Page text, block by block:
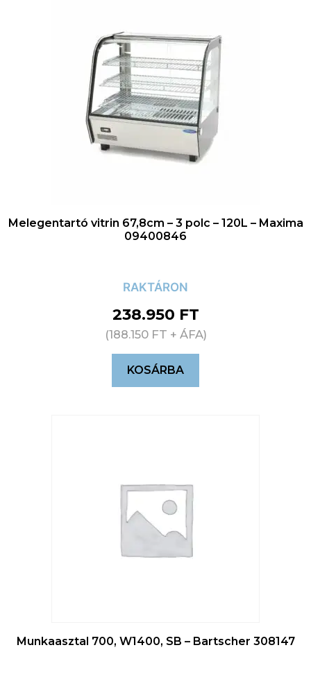
Melegentartó vitrin 67,8cm – 3 polc – 120L – Maxima
09400846
RAKTÁRON
238.950 FT
(188.150 FT + ÁFA)
KOSÁRBA
Munkaasztal 700, W1400, SB – Bartscher 308147